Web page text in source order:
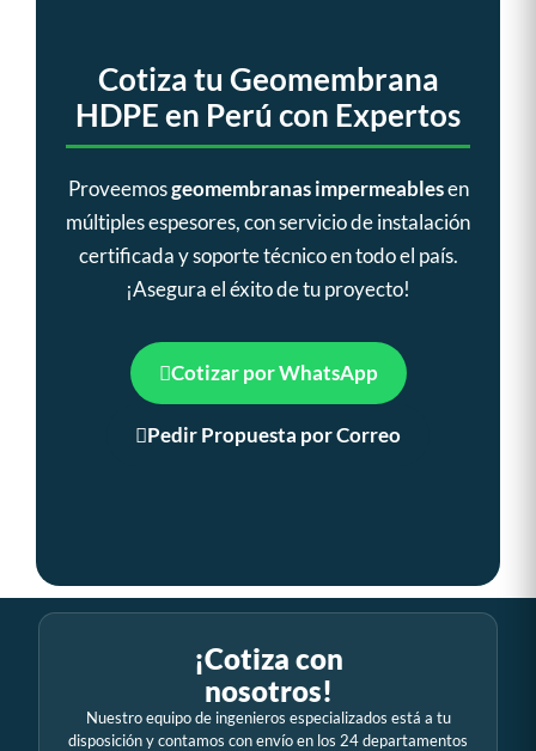
Cotiza tu Geomembrana
HDPE en Perú con Expertos
Proveemosgeomembranas impermeablesen
múltiples espesores, con servicio de instalación
certificada y soporte técnico en todo el país.
¡Asegura el éxito de tu proyecto!
Cotizar por WhatsApp
Pedir Propuesta por Correo
¡Cotiza con
nosotros!
Nuestro equipo de ingenieros especializados está a tu
disposición y contamos con envío en los 24 departamentos